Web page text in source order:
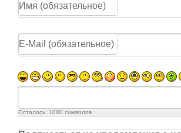
Осталось: 1000 символов